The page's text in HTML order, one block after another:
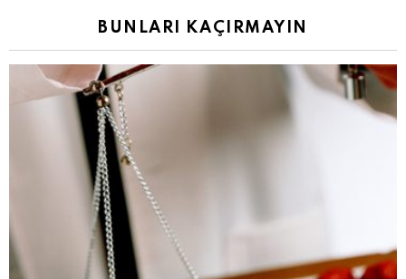
BUNLARI KAÇIRMAYIN